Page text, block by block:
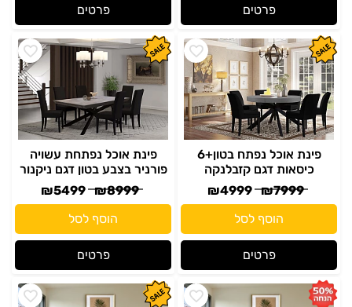
פרטים פרטים
פינת אוכל נפתח בטון+6
כיסאות דגם קזבלנקה
₪7999
₪4999
הוסף לסל
פרטים
פינת אוכל נפתחת עשויה
פורניר בצבע בטון דגם ניקנור
₪8999
₪5499
הוסף לסל
פרטים